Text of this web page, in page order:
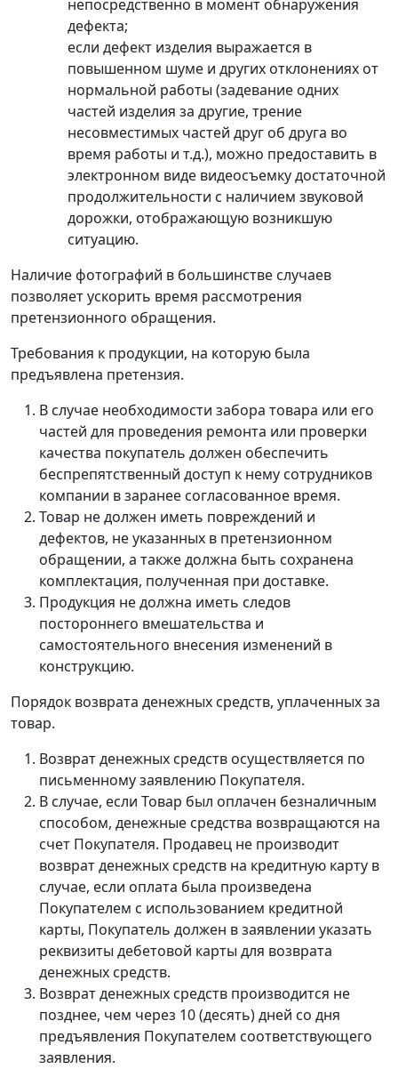
непосредственно в момент обнаружения
дефекта;
если дефект изделия выражается в
повышенном шуме и других отклонениях от
нормальной работы (задевание одних
частей изделия за другие, трение
несовместимых частей друг об друга во
время работы и т.д.), можно предоставить в
электронном виде видеосъемку достаточной
продолжительности с наличием звуковой
дорожки, отображающую возникшую
ситуацию.
Наличие фотографий в большинстве случаев
позволяет ускорить время рассмотрения
претензионного обращения.
Требования к продукции, на которую была
предъявлена претензия.
В случае необходимости забора товара или его
частей для проведения ремонта или проверки
качества покупатель должен обеспечить
беспрепятственный доступ к нему сотрудников
компании в заранее согласованное время.
Товар не должен иметь повреждений и
дефектов, не указанных в претензионном
обращении, а также должна быть сохранена
комплектация, полученная при доставке.
Продукция не должна иметь следов
постороннего вмешательства и
самостоятельного внесения изменений в
конструкцию.
Порядок возврата денежных средств, уплаченных за
товар.
Возврат денежных средств осуществляется по
письменному заявлению Покупателя.
В случае, если Товар был оплачен безналичным
способом, денежные средства возвращаются на
счет Покупателя. Продавец не производит
возврат денежных средств на кредитную карту в
случае, если оплата была произведена
Покупателем с использованием кредитной
карты, Покупатель должен в заявлении указать
реквизиты дебетовой карты для возврата
денежных средств.
Возврат денежных средств производится не
позднее, чем через 10 (десять) дней со дня
предъявления Покупателем соответствующего
заявления.